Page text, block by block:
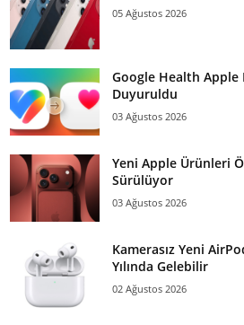
05 Ağustos 2026
Google Health
Duyuruldu
03 Ağustos 2026
Yeni Apple Ürünleri
Sürülüyor
03 Ağustos 2026
Kamerasız Yeni
Yılında Gelebilir
02 Ağustos 2026